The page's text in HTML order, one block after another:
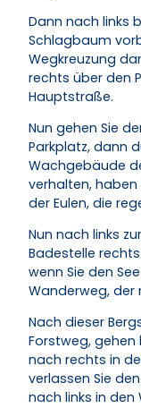
Dann nach links
Schlagbaum
Wegkreuzung
rechts über den
Hauptstraße.
Nun gehen Sie
Parkplatz, dann
Wachgebäude
verhalten, haben
der Eulen, die
Nun nach links
Badestelle
wenn Sie den
Wanderweg,
Nach dieser
Forstweg, gehen
nach rechts in
verlassen Sie
nach links in den